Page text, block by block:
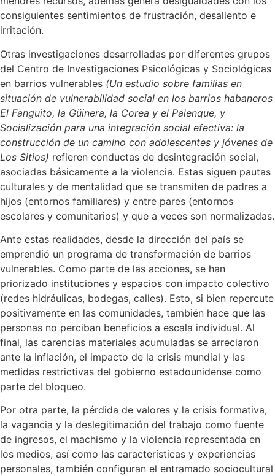
consiguientes sentimientos de frustración, desaliento e
irritación.
Otras investigaciones desarrolladas por diferentes grupos
del Centro de Investigaciones Psicológicas y Sociológicas
en barrios vulnerables (Un estudio sobre familias en
situación de vulnerabilidad social en los barrios habaneros
El Fanguito, la Güinera, la Corea y el Palenque, y
Socialización para una integración social efectiva: la
construcción de un camino con adolescentes y jóvenes de
Los Sitios) refieren conductas de desintegración social,
asociadas básicamente a la violencia. Estas siguen pautas
culturales y de mentalidad que se transmiten de padres a
hijos (entornos familiares) y entre pares (entornos
escolares y comunitarios) y que a veces son normalizadas.
Ante estas realidades, desde la dirección del país se
emprendió un programa de transformación de barrios
vulnerables. Como parte de las acciones, se han
priorizado instituciones y espacios con impacto colectivo
(redes hidráulicas, bodegas, calles). Esto, si bien repercute
positivamente en las comunidades, también hace que las
personas no perciban beneficios a escala individual. Al
final, las carencias materiales acumuladas se arreciaron
ante la inflación, el impacto de la crisis mundial y las
medidas restrictivas del gobierno estadounidense como
parte del bloqueo.
Por otra parte, la pérdida de valores y la crisis formativa,
la vagancia y la deslegitimación del trabajo como fuente
de ingresos, el machismo y la violencia representada en
los medios, así como las características y experiencias
personales, también configuran el entramado sociocultural